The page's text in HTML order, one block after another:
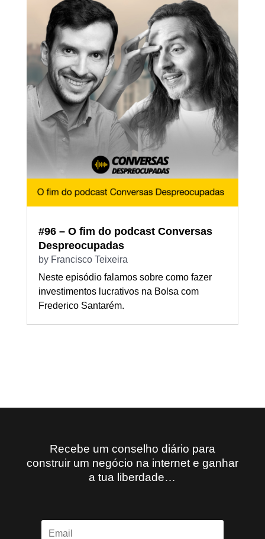
#96 – O fim do podcast Conversas
Despreocupadas
by Francisco Teixeira
Neste episódio falamos sobre como fazer
investimentos lucrativos na Bolsa com
Frederico Santarém.
Recebe um conselho diário para
construir um negócio na internet e ganhar
a tua liberdade…